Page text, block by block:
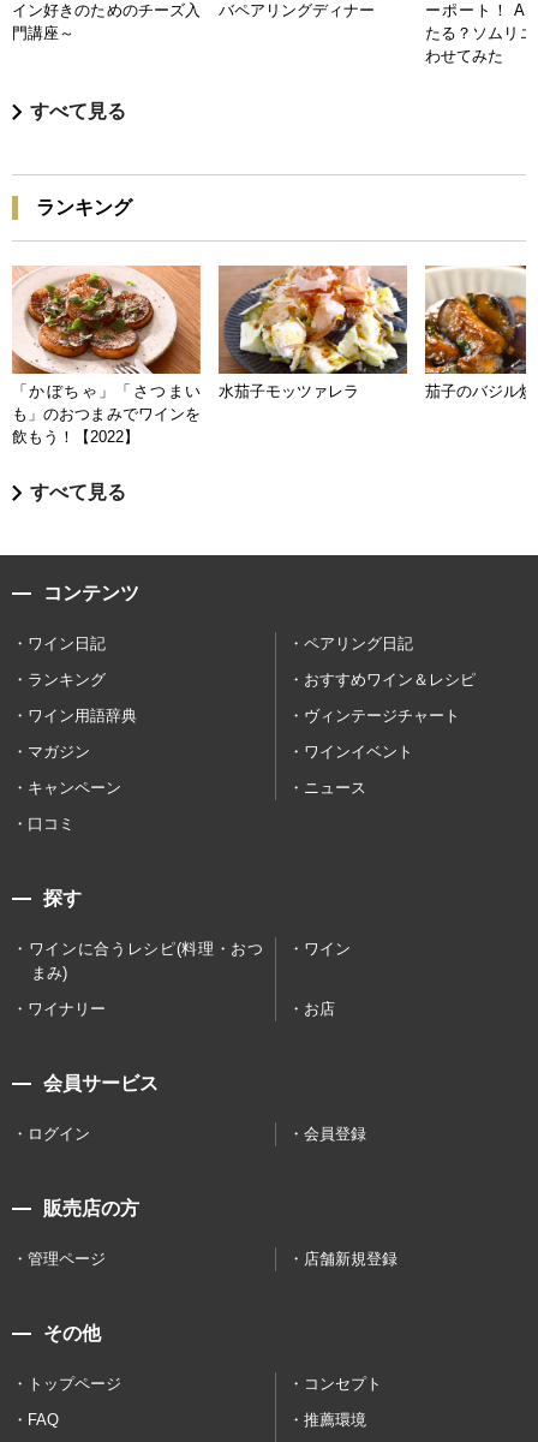
イン好きのためのチーズ入
門講座～
バペアリングディナー
ーポート！ AI
たる？ソムリ
わせてみた
すべて見る
ランキング
「かぼちゃ」「さつまい
も」のおつまみでワインを
飲もう！【2022】
水茄子モッツァレラ 茄子のバジル炒
すべて見る
コンテンツ
ワイン日記
ペアリング日記
ランキング
おすすめワイン＆レシピ
ワイン用語辞典
ヴィンテージチャート
マガジン
ワインイベント
キャンペーン
ニュース
口コミ
探す
ワインに合うレシピ(料理・おつ
まみ)
ワイン
ワイナリー お店
会員サービス
ログイン 会員登録
販売店の方
管理ページ 店舗新規登録
その他
トップページ
コンセプト
FAQ
推薦環境